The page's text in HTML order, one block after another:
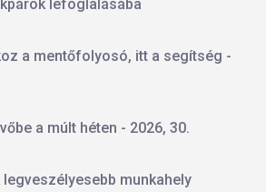
lefoglalásába
a mentőfolyosó, itt a segítség -
a múlt héten - 2026, 30.
munkahely